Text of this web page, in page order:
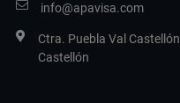
info@apavisa.com
Ctra. Puebla Val
Castellón